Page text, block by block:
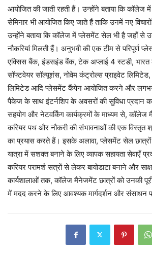
आयोजित की जाती रहती हैं। उन्होंने बताया कि कॉलेज
सेमिनार भी आयोजित किए जाते हैं ताकि उनमें नए
उन्होंने बताया कि कॉलेज में प्लेसमेंट सेल भी है जहाँ से
नौकरियां मिलती हैं। अनुभवी की एक टीम से परिपूर्ण
एक्सिस बैंक, इंडसइंड बैंक, टेक अप्लाई 4 स्टडी, भारत
सॉफ्टवेयर सॉल्यूशंस, नोवेम कंट्रोल्स प्राइवेट लिमिटेड,
लिमिटेड आदि प्लेसमेंट कैंपेन आयोजित करने और
पैकेज के साथ इंटर्नशिप के अवसरों की सुविधा प्रदान
सहयोग और नेटवर्किंग कार्यक्रमों के माध्यम से,
करियर पथ और नौकरी की संभावनाओं की एक
का प्रयास करते हैं। इसके अलावा, प्लेसमेंट सेल
यात्रा में सशक्त बनाने के लिए व्यापक सहायता सेवाएँ
करियर परामर्श सत्रों से लेकर बायोडाटा बनाने और
कार्यशालाओं तक, कॉलेज मैनेजमेंट छात्रों को उनकी
में मदद करने के लिए आवश्यक मार्गदर्शन और संसाधन